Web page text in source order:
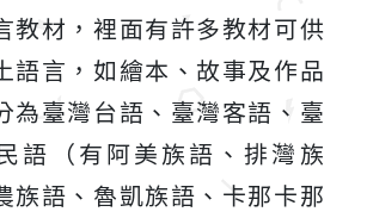
教材，裡面有許多教材可供
語言，如繪本、故事及作品
為臺灣台語、臺灣客語、臺
語（有阿美族語、排灣族
族語、魯凱族語、卡那卡那